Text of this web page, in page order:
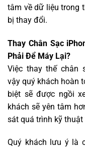
tâm về dữ liệu trong
bị thay đổi.
Thay Chân Sạc
Phải Để Máy Lại?
Việc thay thế chân
vậy quý khách hoàn
biệt sẽ được ngồi
khách sẽ yên tâm
sát quá trình kỹ thuật
Quý khách lưu ý là